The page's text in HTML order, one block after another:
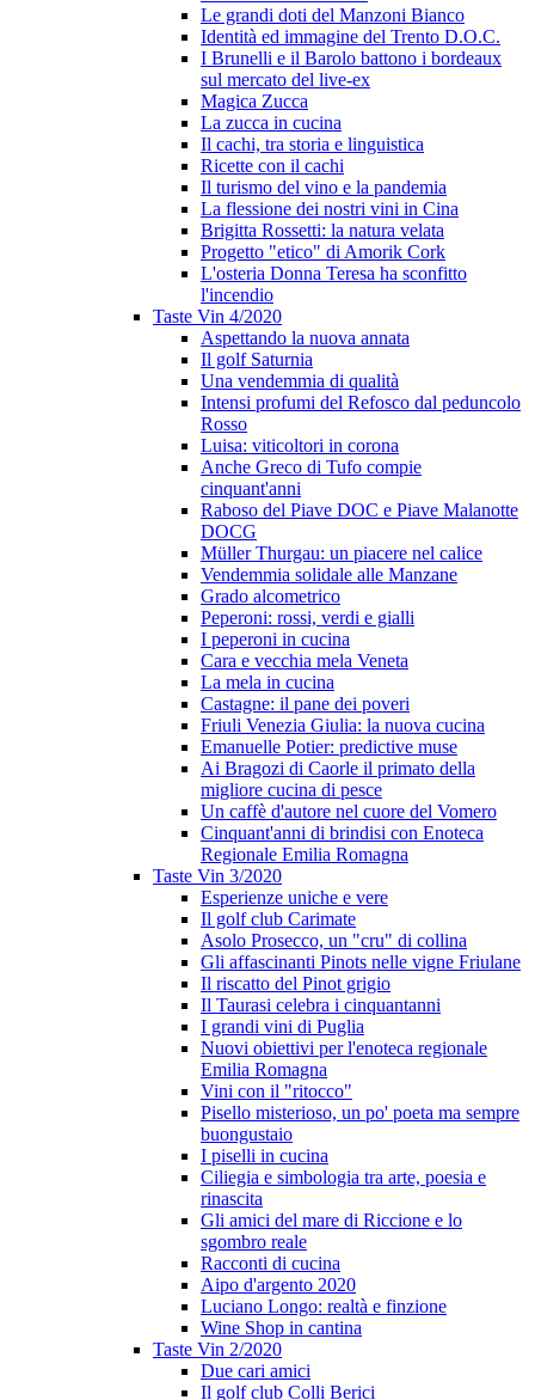
Le grandi doti del Manzoni Bianco
Identità ed immagine del Trento D.O.C.
I Brunelli e il Barolo battono i bordeaux
sul mercato del live-ex
Magica Zucca
La zucca in cucina
Il cachi, tra storia e linguistica
Ricette con il cachi
Il turismo del vino e la pandemia
La flessione dei nostri vini in Cina
Brigitta Rossetti: la natura velata
Progetto "etico" di Amorik Cork
L'osteria Donna Teresa ha sconfitto
l'incendio
Taste Vin 4/2020
Aspettando la nuova annata
Il golf Saturnia
Una vendemmia di qualità
Intensi profumi del Refosco dal peduncolo
Rosso
Luisa: viticoltori in corona
Anche Greco di Tufo compie
cinquant'anni
Raboso del Piave DOC e Piave Malanotte
DOCG
Müller Thurgau: un piacere nel calice
Vendemmia solidale alle Manzane
Grado alcometrico
Peperoni: rossi, verdi e gialli
I peperoni in cucina
Cara e vecchia mela Veneta
La mela in cucina
Castagne: il pane dei poveri
Friuli Venezia Giulia: la nuova cucina
Emanuelle Potier: predictive muse
Ai Bragozi di Caorle il primato della
migliore cucina di pesce
Un caffè d'autore nel cuore del Vomero
Cinquant'anni di brindisi con Enoteca
Regionale Emilia Romagna
Taste Vin 3/2020
Esperienze uniche e vere
Il golf club Carimate
Asolo Prosecco, un "cru" di collina
Gli affascinanti Pinots nelle vigne Friulane
Il riscatto del Pinot grigio
Il Taurasi celebra i cinquantanni
I grandi vini di Puglia
Nuovi obiettivi per l'enoteca regionale
Emilia Romagna
Vini con il "ritocco"
Pisello misterioso, un po' poeta ma sempre
buongustaio
I piselli in cucina
Ciliegia e simbologia tra arte, poesia e
rinascita
Gli amici del mare di Riccione e lo
sgombro reale
Racconti di cucina
Aipo d'argento 2020
Luciano Longo: realtà e finzione
Wine Shop in cantina
Taste Vin 2/2020
Due cari amici
Il golf club Colli Berici